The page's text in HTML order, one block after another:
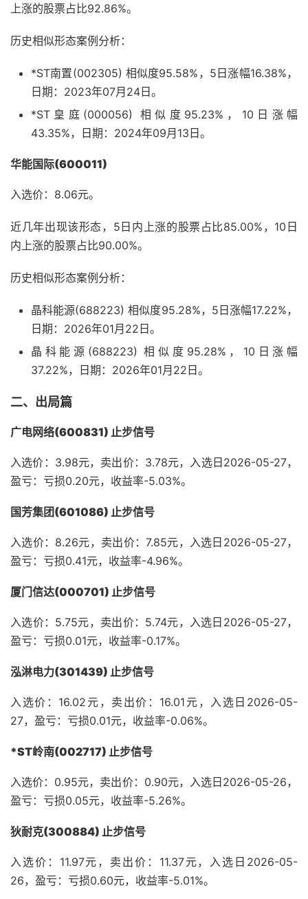
上涨的股票占比92.86%。
历史相似形态案例分析：
*ST南置(002305) 相似度95.58%，5日涨幅16.38%，
日期：2023年07月24日。
*ST皇庭(000056) 相似度95.23%，10日涨幅
43.35%，日期：2024年09月13日。
华能国际(600011)
入选价：8.06元。
近几年出现该形态，5日内上涨的股票占比85.00%，10日
内上涨的股票占比90.00%。
历史相似形态案例分析：
晶科能源(688223) 相似度95.28%，5日涨幅17.22%，
日期：2026年01月22日。
晶科能源(688223) 相似度95.28%，10日涨幅
37.22%，日期：2026年01月22日。
二、出局篇
广电网络(600831) 止步信号
入选价：3.98元，卖出价：3.78元，入选日2026-05-27，
盈亏：亏损0.20元，收益率-5.03%。
国芳集团(601086) 止步信号
入选价：8.26元，卖出价：7.85元，入选日2026-05-27，
盈亏：亏损0.41元，收益率-4.96%。
厦门信达(000701) 止步信号
入选价：5.75元，卖出价：5.74元，入选日2026-05-27，
盈亏：亏损0.01元，收益率-0.17%。
泓淋电力(301439) 止步信号
入选价：16.02元，卖出价：16.01元，入选日2026-05-
27，盈亏：亏损0.01元，收益率-0.06%。
*ST岭南(002717) 止步信号
入选价：0.95元，卖出价：0.90元，入选日2026-05-26，
盈亏：亏损0.05元，收益率-5.26%。
狄耐克(300884) 止步信号
入选价：11.97元，卖出价：11.37元，入选日2026-05-
26，盈亏：亏损0.60元，收益率-5.01%。